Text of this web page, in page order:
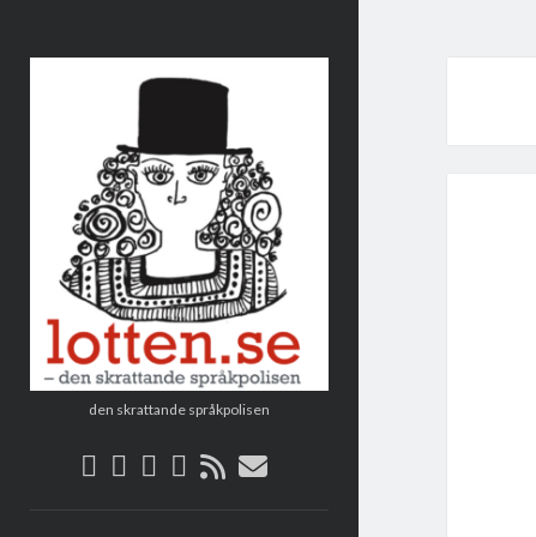
den skrattande språkpolisen
twitter
facebook
instagram
linkedin
rsse-